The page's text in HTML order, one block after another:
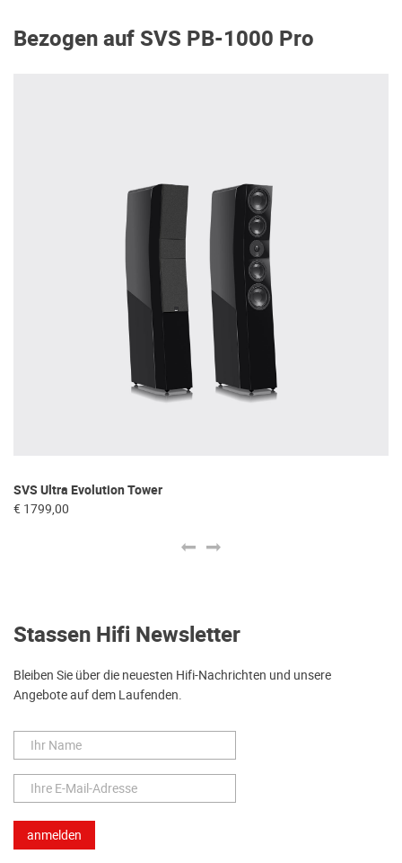
Bezogen auf SVS PB-1000 Pro
SVS Ultra Evolution Tower
€ 1799,00
Stassen Hifi Newsletter
Bleiben Sie über die neuesten Hifi-Nachrichten und unsere
Angebote auf dem Laufenden.